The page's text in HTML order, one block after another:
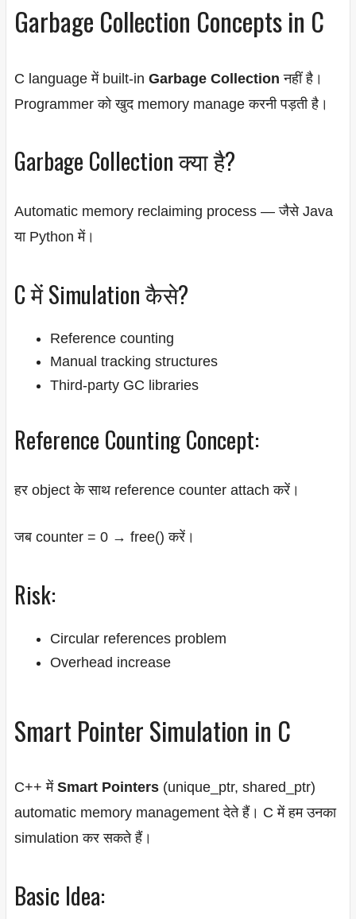
Garbage Collection Concepts in C
C language में built-in Garbage Collection नहीं है।
Programmer को खुद memory manage करनी पड़ती है।
Garbage Collection क्या है?
Automatic memory reclaiming process — जैसे Java
या Python में।
C में Simulation कैसे?
Reference counting
Manual tracking structures
Third-party GC libraries
Reference Counting Concept:
हर object के साथ reference counter attach करें।
जब counter = 0 → free() करें।
Risk:
Circular references problem
Overhead increase
Smart Pointer Simulation in C
C++ में Smart Pointers(unique_ptr, shared_ptr)
automatic memory management देते हैं। C में हम उनका
simulation कर सकते हैं।
Basic Idea: